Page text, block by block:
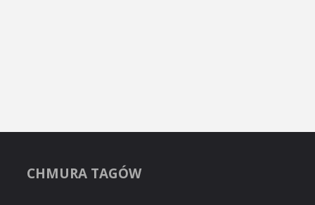
CHMURA TAGÓW